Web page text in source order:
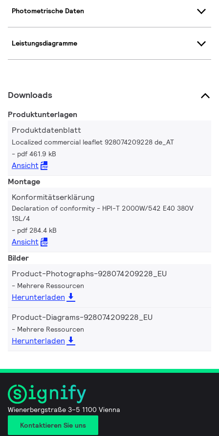
Photometrische Daten
Leistungsdiagramme
Downloads
Produktunterlagen
Produktdatenblatt
Localized commercial leaflet 928074209228 de_AT
pdf 461.9 kB
Ansicht
Montage
Konformitätserklärung
Declaration of conformity - HPI-T 2000W/542 E40 380V
1SL/4
pdf 284.4 kB
Ansicht
Bilder
Product-Photographs-928074209228_EU
Mehrere Ressourcen
Herunterladen
Product-Diagrams-928074209228_EU
Mehrere Ressourcen
Herunterladen
Wienerbergstraße 3–5 1100 Vienna
Kontaktieren Sie uns